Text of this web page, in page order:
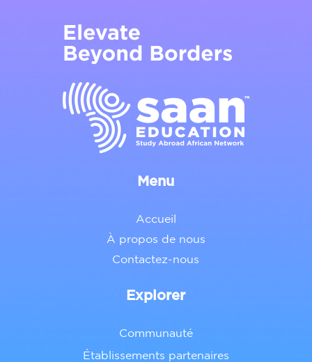
Menu
Accueil
À propos de nous
Contactez-nous
Explorer
Communauté
Établissements partenaires